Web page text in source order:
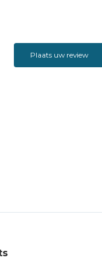
Plaats uw review